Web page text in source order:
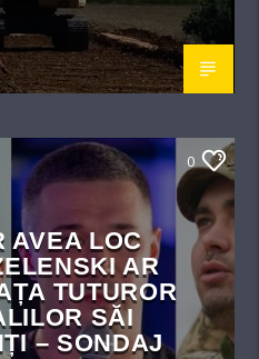
0
AVEA LOC
AR
TUTUROR
SĂI
– SONDAJ